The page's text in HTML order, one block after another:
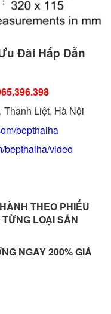
Đãi Hấp Dẫn
Liệt, Hà Nội
bepthaiha
bepthaiha/video
THEO PHIẾU
LOẠI SẢN
NGAY 200% GIÁ